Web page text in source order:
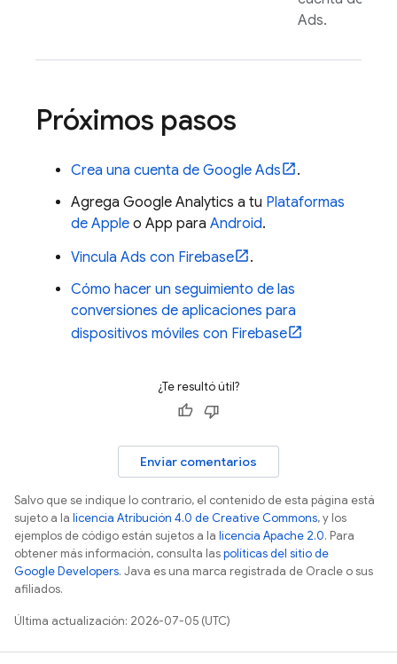
Ads.
Próximos pasos
Crea una cuenta de Google Ads
.
Agrega Google Analytics a tu Plataformas
de Apple o App para Android.
Vincula Ads con Firebase
.
Cómo hacer un seguimiento de las
conversiones de aplicaciones para
dispositivos móviles con Firebase
¿Te resultó útil?
Enviar comentarios
Salvo que se indique lo contrario, el contenido de esta página está
sujeto a la licencia Atribución 4.0 de Creative Commons, y los
ejemplos de código están sujetos a la licencia Apache 2.0. Para
obtener más información, consulta laspolíticas del sitio de
Google Developers. Java es una marca registrada de Oracle o sus
afiliados.
Última actualización: 2026-07-05 (UTC)